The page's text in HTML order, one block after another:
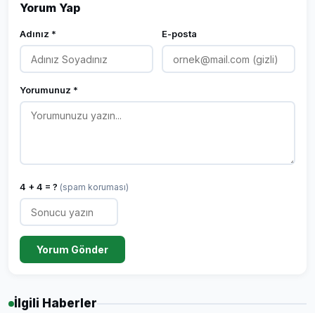
Yorum Yap
Adınız * E-posta
Yorumunuz *
4 + 4 = ? (spam koruması)
Yorum Gönder
İlgili Haberler